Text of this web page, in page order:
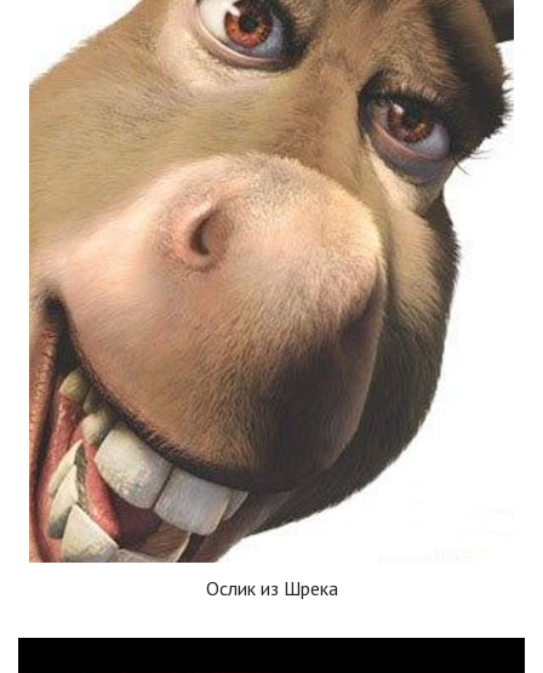
Ослик из Шрека